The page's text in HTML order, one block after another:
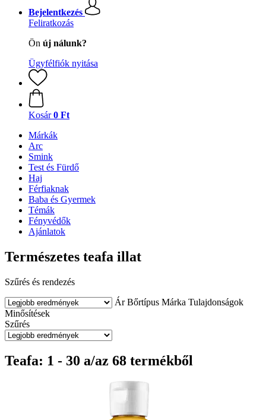
Bejelentkezés
Feliratkozás
Ön új nálunk?
Ügyfélfiók nyitása
Kosár 0 Ft
Márkák
Arc
Smink
Test és Fürdő
Haj
Férfiaknak
Baba és Gyermek
Témák
Fényvédők
Ajánlatok
Természetes teafa illat
Szűrés és rendezés
Ár Bőrtípus Márka Tulajdonságok
Minősítések
Szűrés
Teafa: 1 - 30 a/az 68 termékből